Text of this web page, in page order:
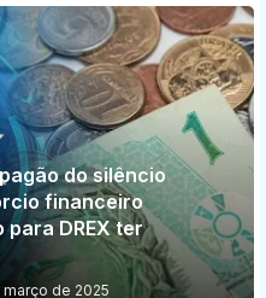
do silêncio
financeiro
DREX ter
março de 2025